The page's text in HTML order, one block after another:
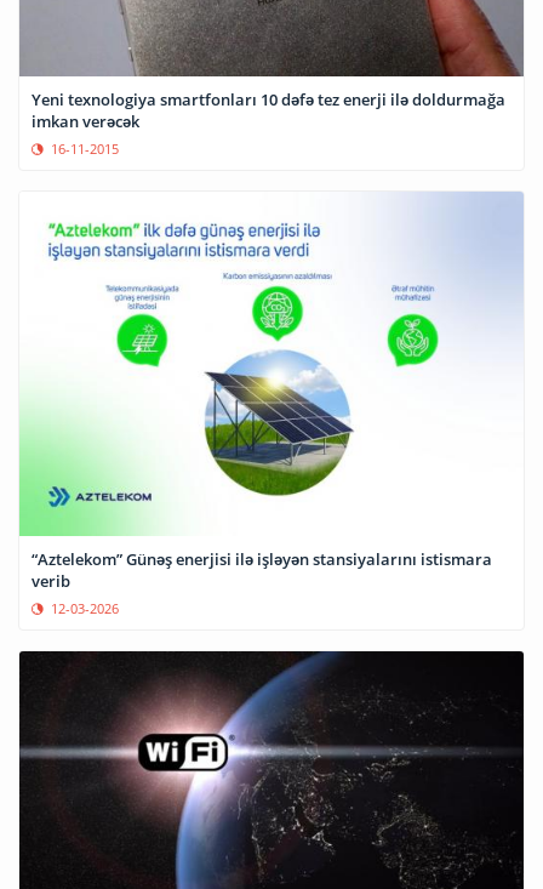
Yeni texnologiya smartfonları 10 dəfə tez enerji ilə doldurmağa
imkan verəcək
16-11-2015
“Aztelekom” Günəş enerjisi ilə işləyən stansiyalarını istismara
verib
12-03-2026